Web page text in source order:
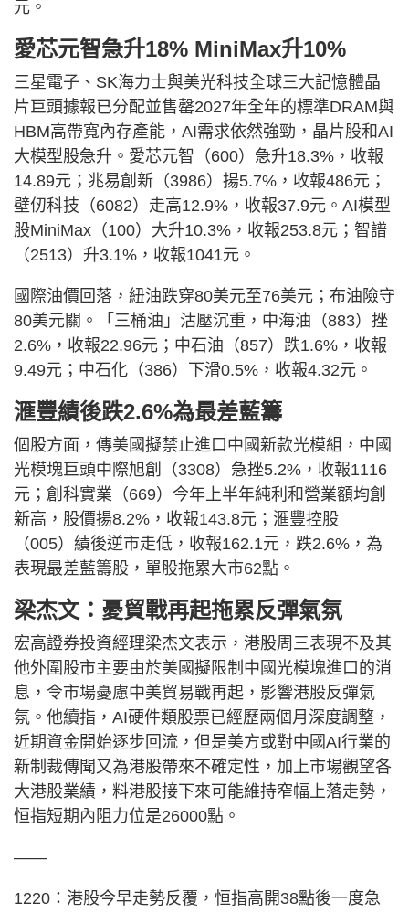
元。
愛芯元智急升18% MiniMax升10%
三星電子、SK海力士與美光科技全球三大記憶體晶
片巨頭據報已分配並售罄2027年全年的標準DRAM與
HBM高帶寬內存產能，AI需求依然強勁，晶片股和AI
大模型股急升。愛芯元智（600）急升18.3%，收報
14.89元；兆易創新（3986）揚5.7%，收報486元；
壁仞科技（6082）走高12.9%，收報37.9元。AI模型
股MiniMax（100）大升10.3%，收報253.8元；智譜
（2513）升3.1%，收報1041元。
國際油價回落，紐油跌穿80美元至76美元；布油險守
80美元關。「三桶油」沽壓沉重，中海油（883）挫
2.6%，收報22.96元；中石油（857）跌1.6%，收報
9.49元；中石化（386）下滑0.5%，收報4.32元。
滙豐績後跌2.6%為最差藍籌
個股方面，傳美國擬禁止進口中國新款光模組，中國
光模塊巨頭中際旭創（3308）急挫5.2%，收報1116
元；創科實業（669）今年上半年純利和營業額均創
新高，股價揚8.2%，收報143.8元；滙豐控股
（005）績後逆市走低，收報162.1元，跌2.6%，為
表現最差藍籌股，單股拖累大市62點。
梁杰文：憂貿戰再起拖累反彈氣氛
宏高證券投資經理梁杰文表示，港股周三表現不及其
他外圍股市主要由於美國擬限制中國光模塊進口的消
息，令市場憂慮中美貿易戰再起，影響港股反彈氣
氛。他續指，AI硬件類股票已經歷兩個月深度調整，
近期資金開始逐步回流，但是美方或對中國AI行業的
新制裁傳聞又為港股帶來不確定性，加上市場觀望各
大港股業績，料港股接下來可能維持窄幅上落走勢，
恒指短期內阻力位是26000點。
——
1220：港股今早走勢反覆，恒指高開38點後一度急